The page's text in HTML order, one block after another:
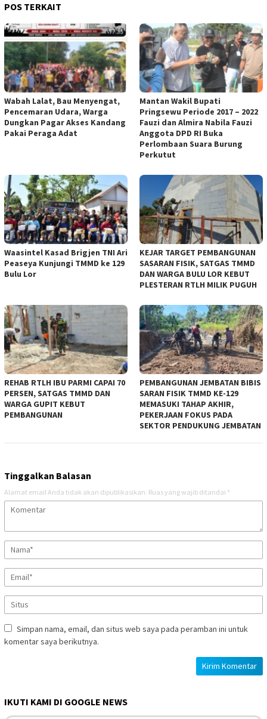
POS TERKAIT
Wabah Lalat, Bau Menyengat,
Pencemaran Udara, Warga
Dungkan Pagar Akses Kandang
Pakai Peraga Adat
Mantan Wakil Bupati
Pringsewu Periode 2017 – 2022
Fauzi dan Almira Nabila Fauzi
Anggota DPD RI Buka
Perlombaan Suara Burung
Perkutut
Waasintel Kasad Brigjen TNI Ari
Peaseya Kunjungi TMMD ke 129
Bulu Lor
KEJAR TARGET PEMBANGUNAN
SASARAN FISIK, SATGAS TMMD
DAN WARGA BULU LOR KEBUT
PLESTERAN RTLH MILIK PUGUH
REHAB RTLH IBU PARMI CAPAI 70
PERSEN, SATGAS TMMD DAN
WARGA GUPIT KEBUT
PEMBANGUNAN
PEMBANGUNAN JEMBATAN BIBIS
SARAN FISIK TMMD KE-129
MEMASUKI TAHAP AKHIR,
PEKERJAAN FOKUS PADA
SEKTOR PENDUKUNG JEMBATAN
Tinggalkan Balasan
Alamat email Anda tidak akan dipublikasikan. Ruas yang wajib ditandai *
Simpan nama, email, dan situs web saya pada peramban ini untuk
komentar saya berikutnya.
IKUTI KAMI DI GOOGLE NEWS